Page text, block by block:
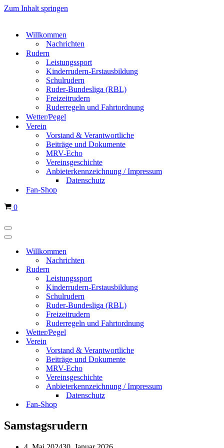
Zum Inhalt springen
Willkommen
Nachrichten
Rudern
Leistungssport
Kinderrudern-Erstausbildung
Schulrudern
Ruder-Bundesliga (RBL)
Freizeitrudern
Ruderregeln und Fahrtordnung
Wetter/Pegel
Verein
Vorstand & Verantwortliche
Beiträge und Dokumente
MRV-Echo
Vereinsgeschichte
Anbieterkennzeichnung / Impressum
Datenschutz
Fan-Shop
Warenkorb
0
Navigationsmenü
Navigationsmenü
Willkommen
Nachrichten
Rudern
Leistungssport
Kinderrudern-Erstausbildung
Schulrudern
Ruder-Bundesliga (RBL)
Freizeitrudern
Ruderregeln und Fahrtordnung
Wetter/Pegel
Verein
Vorstand & Verantwortliche
Beiträge und Dokumente
MRV-Echo
Vereinsgeschichte
Anbieterkennzeichnung / Impressum
Datenschutz
Fan-Shop
Samstagsrudern